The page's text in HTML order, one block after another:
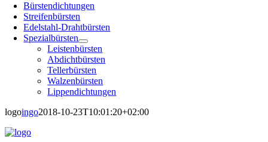
Bürstendichtungen
Streifenbürsten
Edelstahl-Drahtbürsten
Spezialbürsten
Leistenbürsten
Abdichtbürsten
Tellerbürsten
Walzenbürsten
Lippendichtungen
logoingo2018-10-23T10:01:20+02:00